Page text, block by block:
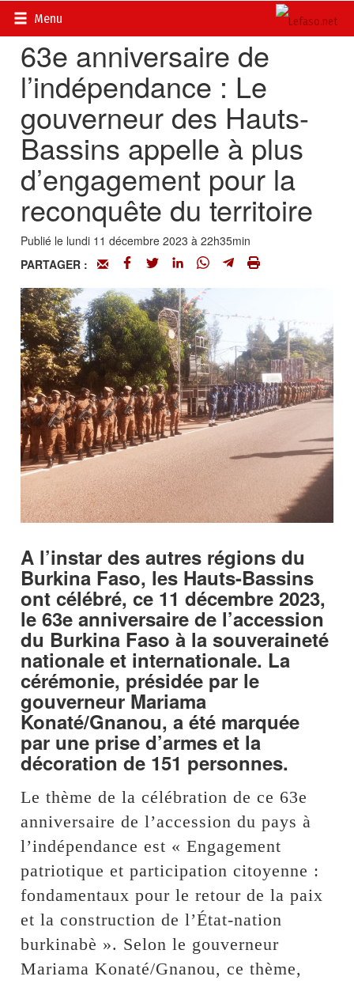
Menu
Accueil>
63e anniversaire de
l’indépendance : Le
gouverneur des Hauts-
Bassins appelle à plus
d’engagement pour la
reconquête du territoire
Publié le lundi 11 décembre 2023 à 22h35min
PARTAGER :
A l’instar des autres régions du
Burkina Faso, les Hauts-Bassins
ont célébré, ce 11 décembre 2023,
le 63e anniversaire de l’accession
du Burkina Faso à la souveraineté
nationale et internationale. La
cérémonie, présidée par le
gouverneur Mariama
Konaté/Gnanou, a été marquée
par une prise d’armes et la
décoration de 151 personnes.
Le thème de la célébration de ce 63e
anniversaire de l’accession du pays à
l’indépendance est « Engagement
patriotique et participation citoyenne :
fondamentaux pour le retour de la paix
et la construction de l’État-nation
burkinabè ». Selon le gouverneur
Mariama Konaté/Gnanou, ce thème,